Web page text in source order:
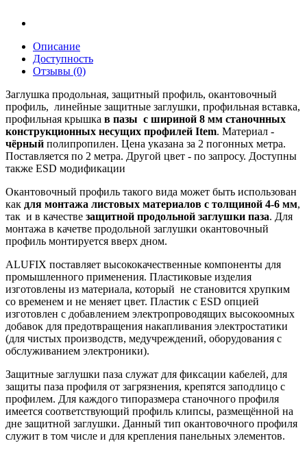
Описание
Доступность
Отзывы (0)
Заглушка продольная, защитный профиль, окантовочный
профиль, линейные защитные заглушки, профильная вставка,
профильная крышка в пазы с шириной 8 мм станочнных
конструкционных несущих профилей Item. Материал -
чёрный полипропилен. Цена указана за 2 погонных метра.
Поставляется по 2 метра. Другой цвет - по запросу. Доступны
также ESD модификации
Окантовочный профиль такого вида может быть использован
как для монтажа листовых материалов с толщиной 4-6 мм,
так и в качестве защитной продольной заглушки паза. Для
монтажа в качетве продольной заглушки окантовочный
профиль монтируется вверх дном.
ALUFIX поставляет высококачественные компоненты для
промышленного применения. Пластиковые изделия
изготовлены из материала, который не становится хрупким
со временем и не меняет цвет. Пластик с ESD опцией
изготовлен с добавлением электропроводящих высокоомных
добавок для предотвращения накапливания электростатики
(для чистых производств, медучреждений, оборудования с
обслуживанием электроники).
Защитные заглушки паза служат для фиксации кабелей, для
защиты паза профиля от загрязнения, крепятся заподлицо с
профилем. Для каждого типоразмера станочного профиля
имеется соответствующий профиль клипсы, размещённой на
дне защитной заглушки. Данный тип окантовочного профиля
служит в том числе и для крепления панельных элементов.